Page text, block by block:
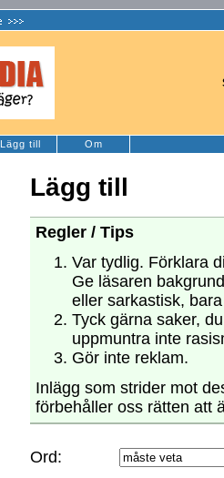
Lägg till Om
Lägg till
Regler / Tips
Var tydlig. Förklara
Ge läsaren
eller sarkastisk,
Tyck gärna saker,
uppmuntra inte
Gör inte reklam.
Inlägg som strider mot
förbehåller oss rätten att
Ord: